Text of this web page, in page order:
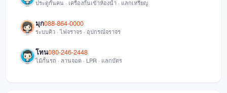
ประตูกั้นคน · เครื่องกั้นเข้าห้องน้ำ · แลกเหรียญ
มุก088-864-0000
ระบบคิว · ไฟจราจร · อุปกรณ์จราจร
โทน080-246-2448
ไม้กั้นรถ · ลานจอด · LPR · แลกบัตร